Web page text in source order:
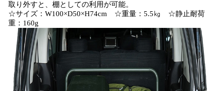
取り外すと、棚としての利用が可能。
☆サイズ：W100×D50×H74cm ☆重量：5.5㎏ ☆静止耐荷
重：160g